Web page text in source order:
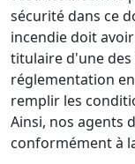
sécurité dans ce
incendie doit
titulaire d'une des
réglementation
remplir les
Ainsi, nos agents
conformément à